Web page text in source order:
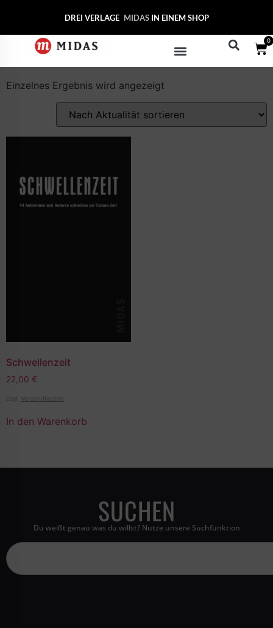
DREI VERLAGE MIDA IN EINEM SHOP
0
Schweizer Autoren
Einzelnes Ergebnis wird angezeigt
Schwellenzeit
22,00 €
zzgl. Versandkosten
In den Warenkorb
SUCHEN
Du weißt genau was du willst? Nutze unsere Suchfunktion